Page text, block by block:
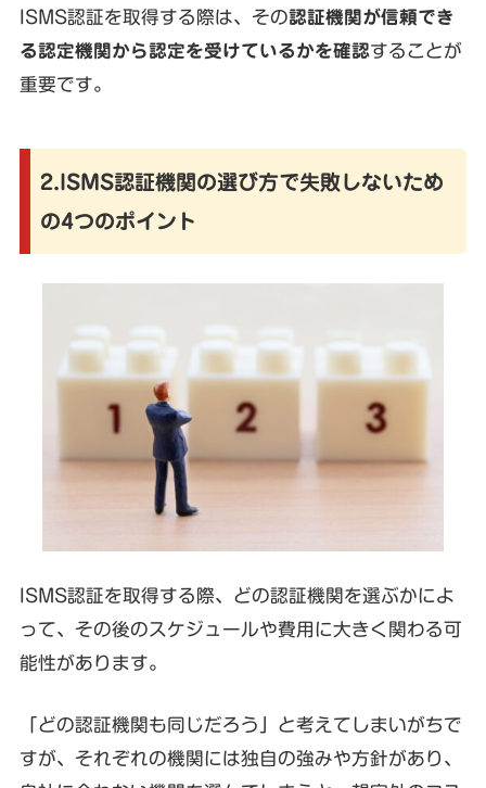
ISMS認証を取得する際は、その認証機関が信頼でき
る認定機関から認定を受けているかを確認することが
重要です。
2.ISMS認証機関の選び方で失敗しないため
の4つのポイント
ISMS認証を取得する際、どの認証機関を選ぶかによ
って、その後のスケジュールや費用に大きく関わる可
能性があります。
「どの認証機関も同じだろう」と考えてしまいがちで
すが、それぞれの機関には独自の強みや方針があり、